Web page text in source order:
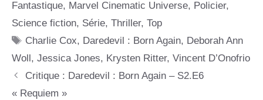
Fantastique, Marvel Cinematic Universe, Policier,
Science fiction, Série, Thriller, Top
Étiquettes
Charlie Cox, Daredevil : Born Again, Deborah Ann
Woll , Jessica Jones, Krysten Ritter, Vincent D’Onofrio
Critique : Daredevil : Born Again – S2.E6
« Requiem »